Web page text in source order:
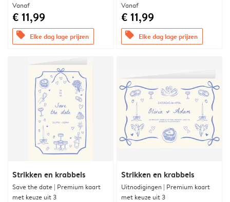
Vanaf
€ 11,99
offers Elke dag lage prijzen
Vanaf
€ 11,99
offers Elke dag lage prijzen
Strikken en krabbels
Save the date | Premium kaart
met keuze uit 3
Strikken en krabbels
Uitnodigingen | Premium kaart
met keuze uit 3